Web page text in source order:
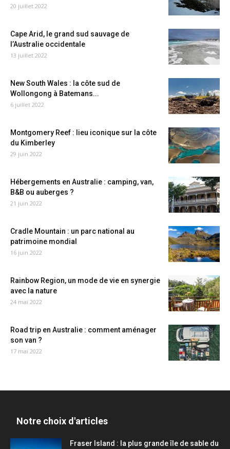
20 juillet 2022
Cape Arid, le grand sud sauvage de
l’Australie occidentale
13 juillet 2022
New South Wales : la côte sud de
Wollongong à Batemans...
6 juillet 2022
Montgomery Reef : lieu iconique sur la côte
du Kimberley
29 juin 2022
Hébergements en Australie : camping, van,
B&B ou auberges ?
21 juin 2022
Cradle Mountain : un parc national au
patrimoine mondial
16 juin 2022
Rainbow Region, un mode de vie en synergie
avec la nature
24 mai 2022
Road trip en Australie : comment aménager
son van ?
17 mai 2022
Notre choix d'articles
Fraser Island : la plus grande île de sable du